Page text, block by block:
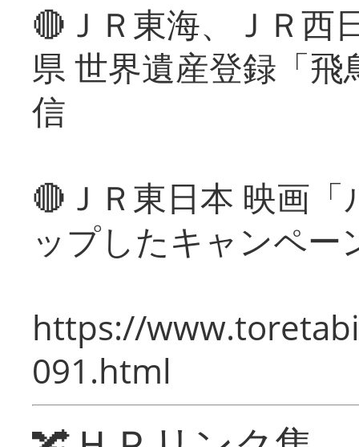
🔴ＪＲ東海、ＪＲ西
県 世界遺産登録「
信
🔴ＪＲ東日本 映画
ップしたキャンペー
https://
091.html